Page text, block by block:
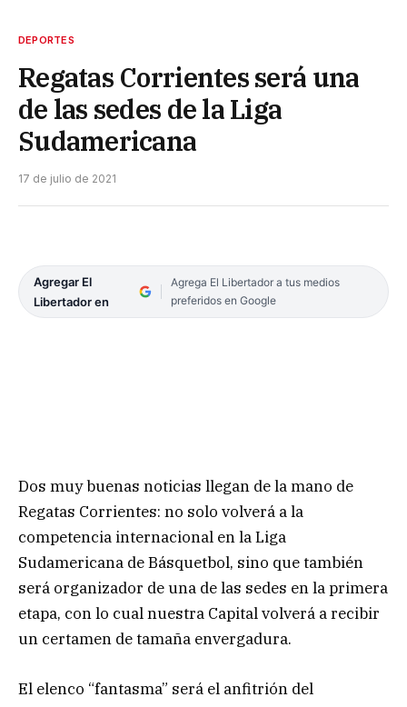
DEPORTES
Regatas Corrientes será una
de las sedes de la Liga
Sudamericana
17 de julio de 2021
Agregar El
Libertador en
Agrega El Libertador a tus medios
preferidos en Google
Dos muy buenas noticias llegan de la mano de
Regatas Corrientes: no solo volverá a la
competencia internacional en la Liga
Sudamericana de Básquetbol, sino que también
será organizador de una de las sedes en la primera
etapa, con lo cual nuestra Capital volverá a recibir
un certamen de tamaña envergadura.
El elenco “fantasma” será el anfitrión del